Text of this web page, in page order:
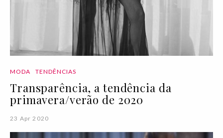
MODA TENDÊNCIAS
Transparência, a tendência da
primavera/verão de 2020
23 Apr 2020